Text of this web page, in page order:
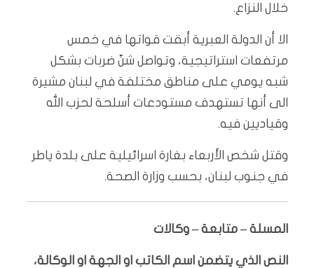
خلال النزاع.
الا أن الدولة العبرية أبقت قواتها في خمس
مرتفعات استراتيجية، وتواصل شنّ ضربات بشكل
شبه يومي على مناطق مختلفة في لبنان مشيرة
الى أنها تستهدف مستودعات أسلحة لحزب الله
وقياديين فيه.
وقتل شخص الأربعاء بغارة اسرائيلية على بلدة ياطر
في جنوب لبنان، بحسب وزارة الصحة.
المسلة – متابعة – وكالات
النص الذي يتضمن اسم الكاتب او الجهة او الوكالة،